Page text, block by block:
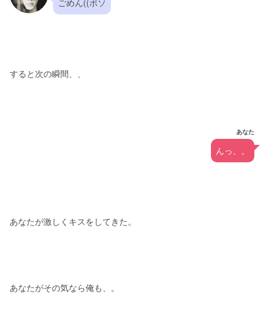
ごめん((ボソ
すると次の瞬間、、
あなた
んっ、。
あなたが激しくキスをしてきた。
あなたがその気なら俺も、。